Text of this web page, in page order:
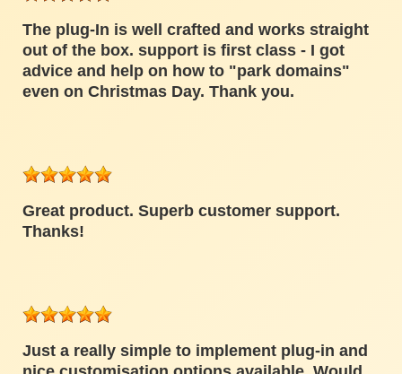
The plug-In is well crafted and works straight
out of the box. support is first class - I got
advice and help on how to "park domains"
even on Christmas Day. Thank you.
Great product. Superb customer support.
Thanks!
Just a really simple to implement plug-in and